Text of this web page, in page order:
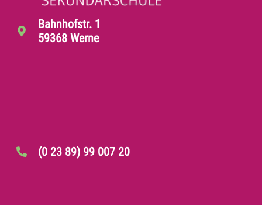
Bahnhofstr. 1
59368 Werne
(0 23 89) 99 007 20